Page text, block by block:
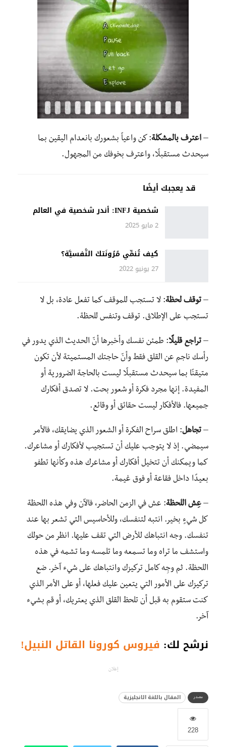
– اعترف بالمشكلة: كن واعياً بشعورك بانعدام اليقين بما
سيحدث مستقبلًا، واعترف بخوفك من المجهول.
قد يعجبك أيضًا
شخصية INFJ: أندر شخصية في العالم
2 مايو 2025
كيف تُنمِّي مُرُونَتكَ النَّفسيَّة؟
27 يونيو 2022
–توقف لحظة: لا تستجب للموقف كما تفعل عادة، بل لا
تستجب على الإطلاق. توقف وتنفس للحظة.
–تراجع قليلًا: طمئن نفسك وأخبرها أنّ الحديث الذي يدور في
رأسك ناجم عن القلق فقط وأنّ حاجتك المستميتة لأن تكون
متيقنًا بما سيحدث مستقبلًا ليست بالحاجة الضرورية أو
المفيدة. إنها مجرد فكرة أو شعور بحت. لا تصدق أفكارك
جميعها. فالأفكار ليست حقائق أو وقائع.
–تجاهل: اطلق سراح الفكرة أو الشعور الذي يضايقك، فالأمر
سيمضي. إذ لا يتوجب عليك أن تستجيب لأفكارك أو مشاعرك.
كما ويمكنك أن تتخيل أفكارك أو مشاعرك هذه وكأنها تطفو
بعيدًا داخل فقاعة أو فوق غيمة.
– عِش اللحظة: عش في الزمن الحاضر، فالآن وفي هذه اللحظة
كل شيءٍ بخير. انتبه لتنفسك، وللأحاسيس التي تشعر بها عند
تنفسك. وجه انتباهك للأرض التي تقف عليها. انظر من حولك
واستشف ما تراه وما تسمعه وما تلمسه وما تشمه في هذه
اللحظة. ثم وجِه كامل تركيزك وانتباهك على شيء آخر. ضع
تركيزك على الأمور التي يتعين عليك فعلها، أو على الأمر الذي
كنت ستقوم به قبل أن تلحظ القلق الذي يعتريك، أو قم بشيء
آخر.
نرشح لك: فيروس كورونا القاتل النبيل!
إعلان
مصدر المقال باللغة الانجليزية
228